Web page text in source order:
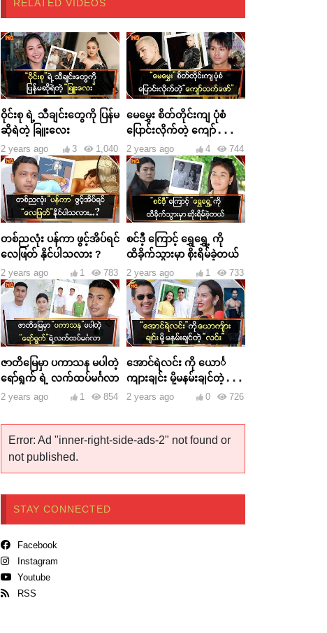
RELATED VIDEOS
ဝိုင်းစု ရဲ့ သီချင်းတွေကို ပြန်မ
ဆိုရဲတဲ့ ခြူးလေး
2 years ago 1,040
3
မေမွှေး စိတ်တိုင်းကျ ပုံစံ
ပြောင်းလိုက်တဲ့ ကျော်ထက်
ဇော်
2 years ago 744
4
တစ်ညလုံး ပန်ကာ ဖွင့်အိပ်ရင်
လေဖြတ် နိုင်ပါသလား ?
2 years ago 783
1
စင်ဒီ့ ကြောင့် ရွှေရွှေ့ ကို
ထိခိုက်သွားမှာ စိုးရိမ်ခဲ့တယ်
2 years ago 733
1
ဇာတိမြေမှာ ပကာသန မပါတဲ့
ရော်ရွက် ရဲ့ လက်ထပ်မင်္ဂလာ
2 years ago 854
1
အောင်ရဲလင်း ကို ယောင်္
ကျားချင်း မို့မနမ်းချင်တဲ့
လင်း
2 years ago 726
0
Error: Ad "inner-right-side-ads-2" not found or
not published.
STAY CONNECTED
Facebook
Instagram
Youtube
RSS